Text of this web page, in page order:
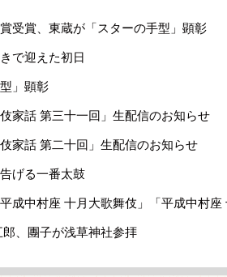
受賞、東蔵が「スターの手型」顕彰
で迎えた初日
」顕彰
家話 第三十一回」生配信のお知らせ
家話 第二十回」生配信のお知らせ
げる一番太鼓
成中村座 十月大歌舞伎」「平成中村座
、團子が浅草神社参拝